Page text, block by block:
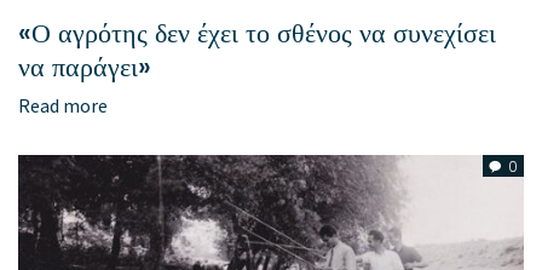
«Ο αγρότης δεν έχει το σθένος να συνεχίσει
να παράγει»
Read more
0